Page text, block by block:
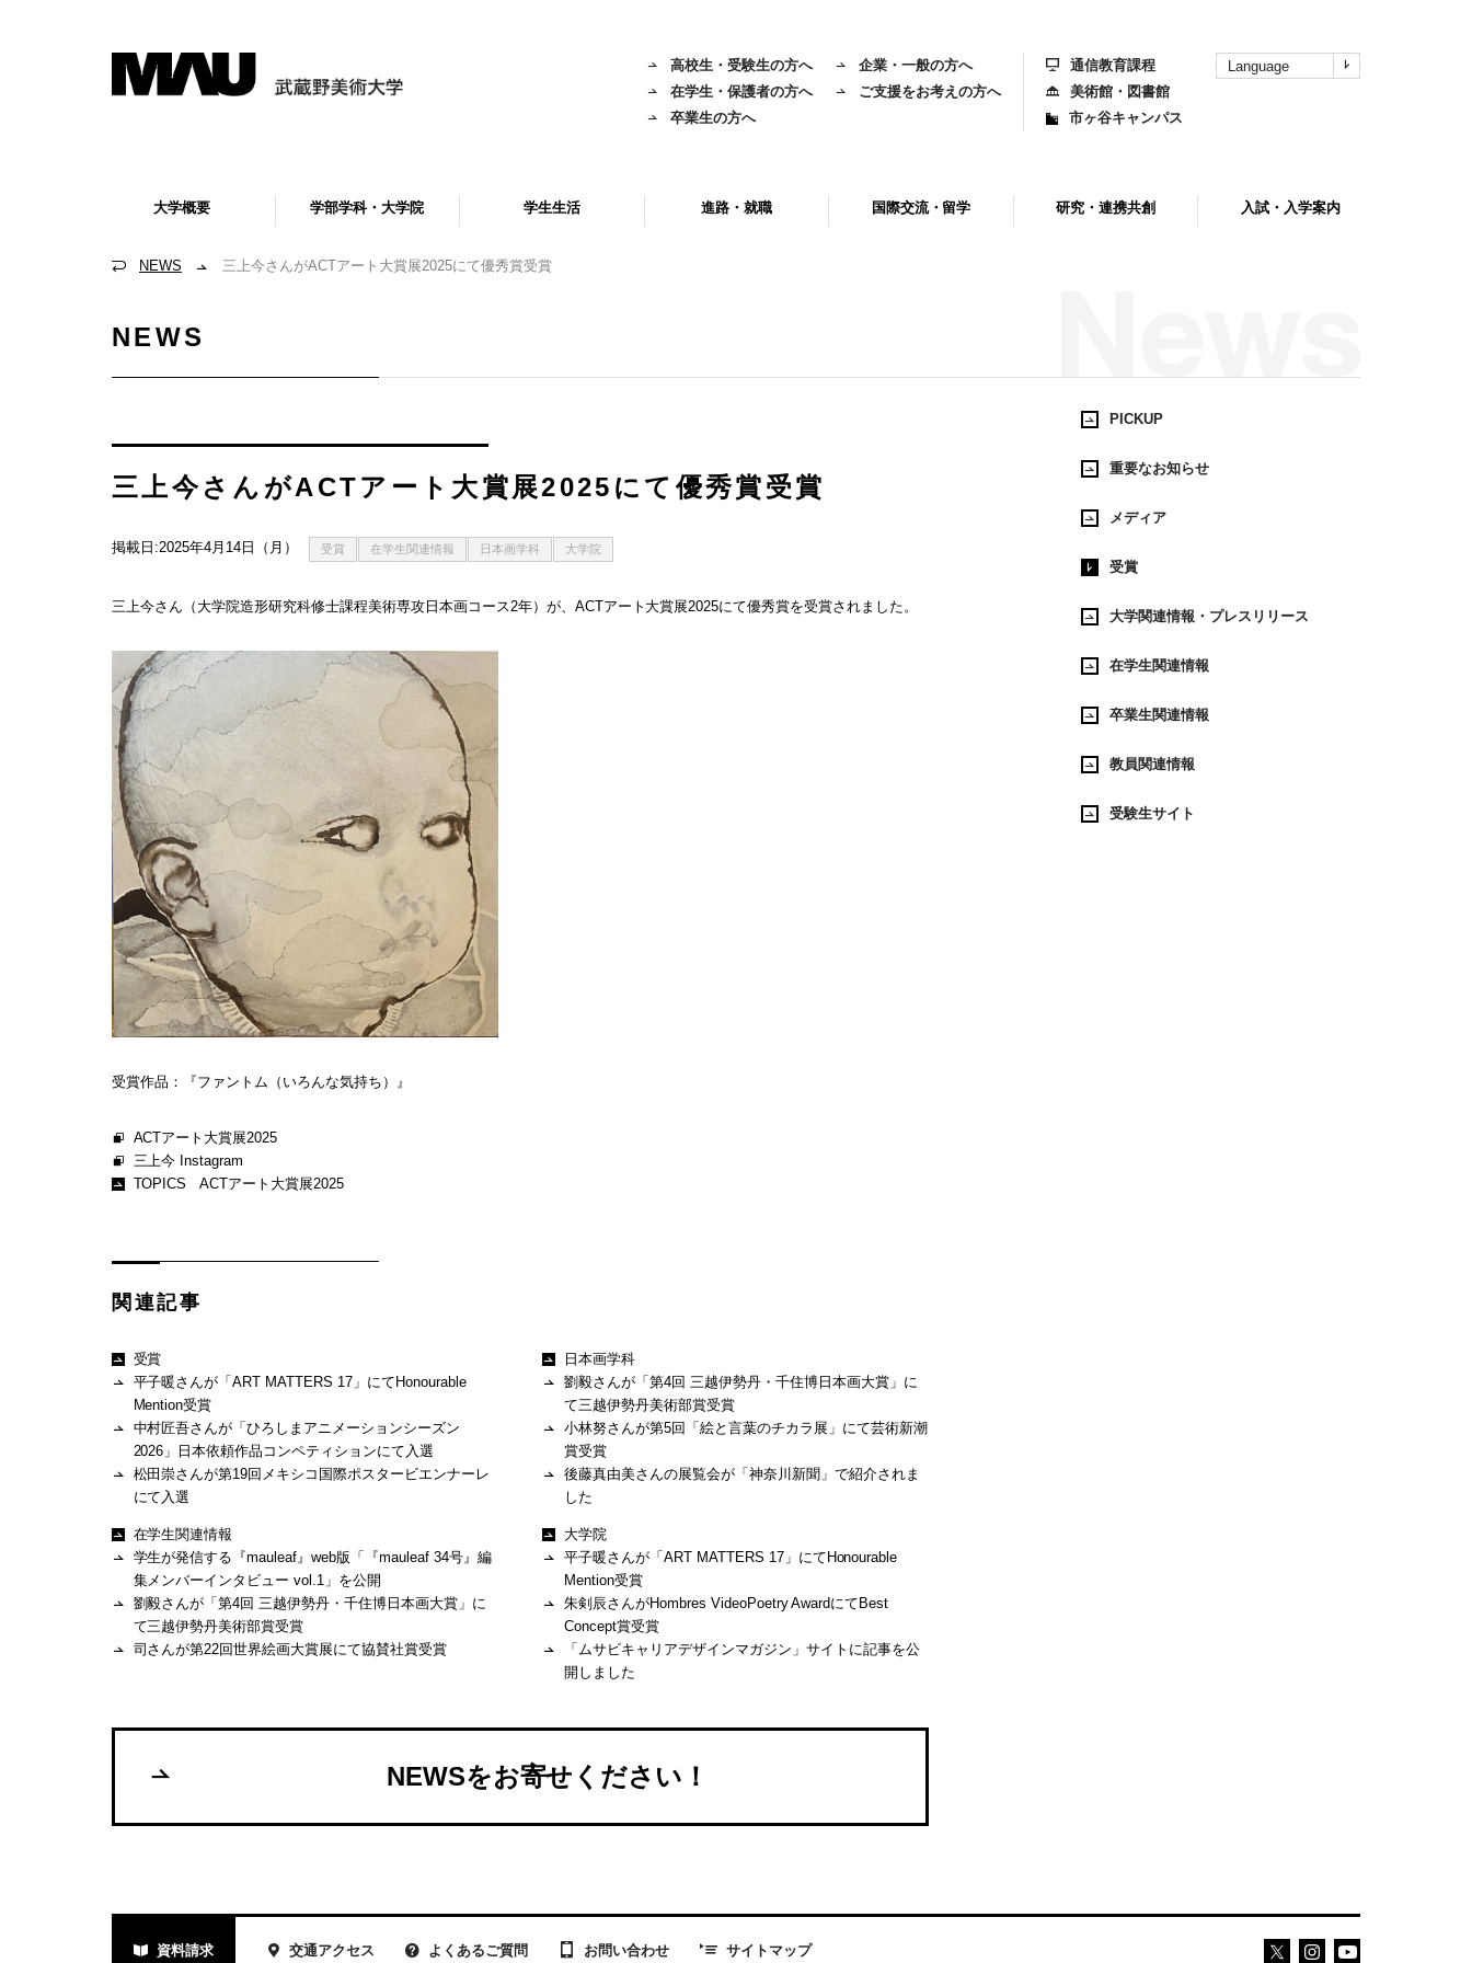
Language
通信教育課程
美術館・図書館
市ヶ谷キャンパス
高校生・受験生の方へ
在学生・保護者の方へ
卒業生の方へ
企業・一般の方へ
ご支援をお考えの方へ
大学概要 学部学科・大学院 学生生活 進路・就職 国際交流・留学 研究・連携共創 入試・入学案内
NEWS 三上今さんがACTアート大賞展2025にて優秀賞受賞
NEWS
三上今さんがACTアート大賞展2025にて優秀賞受賞
掲載日:2025年4月14日（月） 受賞 在学生関連情報 日本画学科 大学院
三上今さん（大学院造形研究科修士課程美術専攻日本画コース2年）が、ACTアート大賞展2025にて優秀賞を受賞されました。
受賞作品：『ファントム（いろんな気持ち）』
ACTアート大賞展2025
三上今 Instagram
TOPICS ACTアート大賞展2025
関連記事
受賞
平子暖さんが「ART MATTERS 17」にてHonourable
Mention受賞
中村匠吾さんが「ひろしまアニメーションシーズン
2026」日本依頼作品コンペティションにて入選
松田崇さんが第19回メキシコ国際ポスタービエンナーレ
にて入選
在学生関連情報
学生が発信する『mauleaf』web版「『mauleaf 34号』編
集メンバーインタビュー vol.1」を公開
劉毅さんが「第4回 三越伊勢丹・千住博日本画大賞」に
て三越伊勢丹美術部賞受賞
司さんが第22回世界絵画大賞展にて協賛社賞受賞
日本画学科
劉毅さんが「第4回 三越伊勢丹・千住博日本画大賞」に
て三越伊勢丹美術部賞受賞
小林努さんが第5回「絵と言葉のチカラ展」にて芸術新潮
賞受賞
後藤真由美さんの展覧会が「神奈川新聞」で紹介されま
した
大学院
平子暖さんが「ART MATTERS 17」にてHonourable
Mention受賞
朱剣辰さんがHombres VideoPoetry AwardにてBest
Concept賞受賞
「ムサビキャリアデザインマガジン」サイトに記事を公
開しました
NEWSをお寄せください！
PICKUP
重要なお知らせ
メディア
受賞
大学関連情報・プレスリリース
在学生関連情報
卒業生関連情報
教員関連情報
受験生サイト
資料請求 交通アクセス よくあるご質問 お問い合わせ サイトマップ